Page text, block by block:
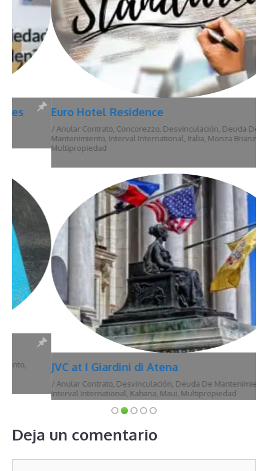
Euro Hotel Residence
Anular Contrato,Concorezzo,Desvinculación,Deuda De
Mantenimiento,Interval International,Italia,Monza Brianza,
Multipropiedad
JVC at I Giardini di Atena
Anular Contrato,Desvinculación,Deuda De Mantenimiento,Hawái,
Interval International,Kahana,Maui,Multipropiedad